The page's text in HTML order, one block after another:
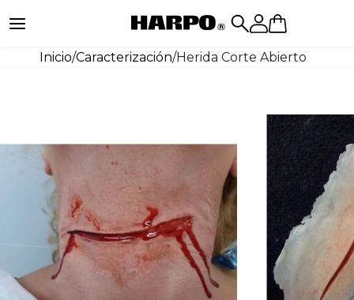
Inicio/Caracterización/Herida Corte Abierto